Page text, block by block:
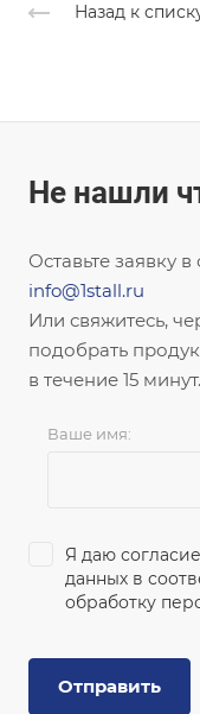
Назад к
Не нашли
Оставьте заявку
info@1stall.ru
Или свяжитесь,
подобрать
в течение 15 минут.
Ваше имя:
Я даю
данных в
обработку
Отправить